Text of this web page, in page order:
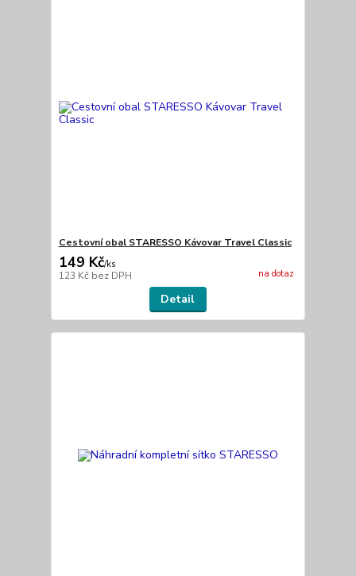
Cestovní obal STARESSO Kávovar Travel Classic
149 Kč/ks
123 Kč bez DPH na dotaz
Detail